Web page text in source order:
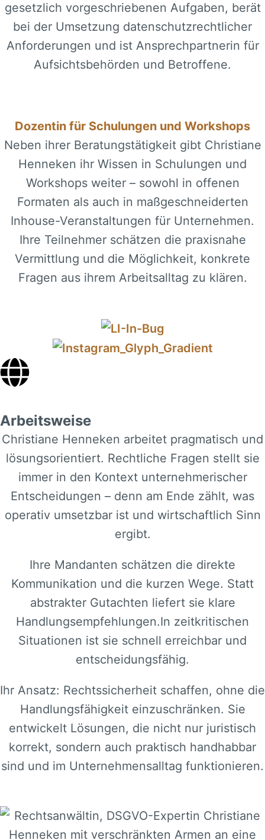
gesetzlich vorgeschriebenen Aufgaben, berät
bei der Umsetzung datenschutzrechtlicher
Anforderungen und ist Ansprechpartnerin für
Aufsichtsbehörden und Betroffene.
Dozentin für Schulungen und Workshops
Neben ihrer Beratungstätigkeit gibt Christiane
Henneken ihr Wissen in Schulungen und
Workshops weiter – sowohl in offenen
Formaten als auch in maßgeschneiderten
Inhouse-Veranstaltungen für Unternehmen.
Ihre Teilnehmer schätzen die praxisnahe
Vermittlung und die Möglichkeit, konkrete
Fragen aus ihrem Arbeitsalltag zu klären.
Arbeitsweise
Christiane Henneken arbeitet pragmatisch und
lösungsorientiert. Rechtliche Fragen stellt sie
immer in den Kontext unternehmerischer
Entscheidungen – denn am Ende zählt, was
operativ umsetzbar ist und wirtschaftlich Sinn
ergibt.
Ihre Mandanten schätzen die direkte
Kommunikation und die kurzen Wege. Statt
abstrakter Gutachten liefert sie klare
Handlungsempfehlungen.In zeitkritischen
Situationen ist sie schnell erreichbar und
entscheidungsfähig.
Ihr Ansatz: Rechtssicherheit schaffen, ohne die
Handlungsfähigkeit einzuschränken. Sie
entwickelt Lösungen, die nicht nur juristisch
korrekt, sondern auch praktisch handhabbar
sind und im Unternehmensalltag funktionieren.